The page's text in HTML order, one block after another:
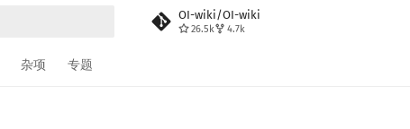
OI-wiki/OI-wiki
26.5k 4.7k
杂项 专题